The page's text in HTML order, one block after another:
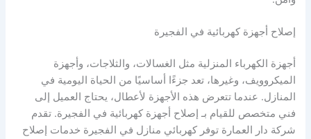
إصلاح أجهزة كهربائية في الفجيرة
أجهزة الكهرباء المنزلية مثل الغسالات، والثلاجات، وأجهزة
الميكروويف، وغيرها، تعد جزءًا أساسيًا من الحياة اليومية في
المنازل. عندما تتعرض هذه الأجهزة لأعطال، يحتاج العميل إلى
فني متخصص للقيام بـ إصلاح أجهزة كهربائية في الفجيرة. تقدم
شركة دار العمارة توفر كهربائي منازل في الفجيرة خدمات إصلاح